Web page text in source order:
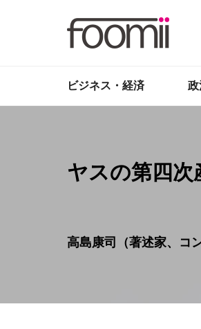
ビジネス・経済 政
ヤスの第四
高島康司（著述家、コ